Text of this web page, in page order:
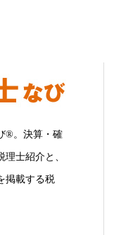
®。決算・確
士紹介と、
掲載する税